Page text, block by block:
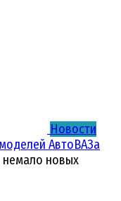
Новости
АвтоВАЗа
немало новых